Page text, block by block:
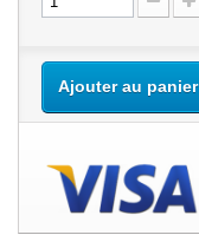
Ajouter au panier